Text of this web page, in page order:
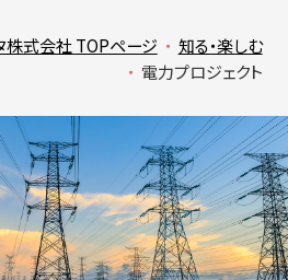
株式会社 TOPページ
知る・楽しむ
電力プロジェクト